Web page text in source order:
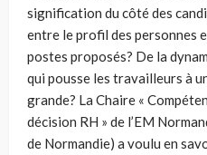
signification du côté des
entre le profil des personnes
postes proposés? De la
qui pousse les travailleurs à
grande? La Chaire «
décision RH » de l’EM
de Normandie) a voulu en